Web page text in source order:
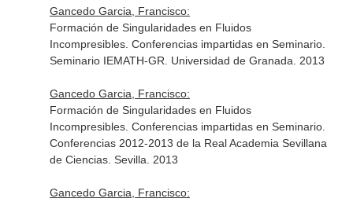
Gancedo Garcia, Francisco:
Formación de Singularidades en Fluidos
Incompresibles. Conferencias impartidas en Seminario.
Seminario IEMATH-GR. Universidad de Granada. 2013
Gancedo Garcia, Francisco:
Formación de Singularidades en Fluidos
Incompresibles. Conferencias impartidas en Seminario.
Conferencias 2012-2013 de la Real Academia Sevillana
de Ciencias. Sevilla. 2013
Gancedo Garcia, Francisco: